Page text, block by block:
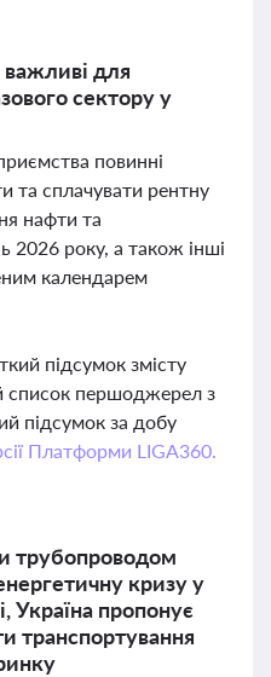
важливі для
сектору у
повинні
та сплачувати рентну
нафти та
2026 року, а також інші
календарем
підсумок змісту
список першоджерел з
підсумок за добу
Платформи LIGA360.
трубопроводом
кризу у
Україна пропонує
транспортування